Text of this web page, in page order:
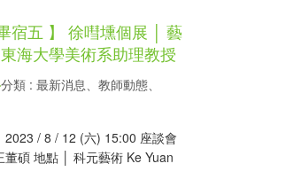
宿五 ‬】 徐嘒壎個展 │ 藝
海大學美術系助理教授
分類 : 最新消息、教師動態、
/ 8 / 12 (六) 15:00 座談會
碩 地點 │ 科元藝術 Ke Yuan